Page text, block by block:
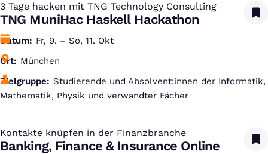
3 Tage hacken mit TNG Technology Consulting
:
TNG MuniHac Haskell Hackathon
Datum
Fr, 9. – So, 11. Okt
Ort
München
Zielgruppe
Studierende und Absolvent:innen der Informatik,
Mathematik, Physik und verwandter Fächer
Kontakte knüpfen in der Finanzbranche
:
Banking, Finance & Insurance Online